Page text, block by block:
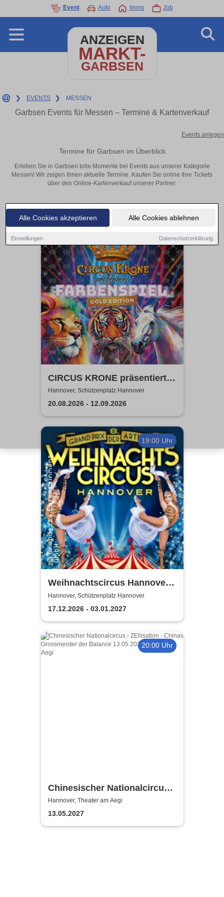
Alle Cookies akzeptieren Alle Cookies ablehnen
Einstellungen Datenschutzerklärung
Event Auto Immo Job
ANZEIGEN
MARKT-
GARBSEN
❯ EVENTS ❯ MESSEN
Garbsen Events für Messen – Termine & Kartenverkauf
Events anlegen
Termine für Garbsen im Überblick
Erleben Sie in Garbsen tolle Momente bei Events aus unserer Kategorie
Messen! Wir zeigen Ihnen aktuelle Termine. Kaufen Sie online Ihre Tickets
über den Online-Kartenverkauf unserer Partner.
14:30 Uhr
CIRCUS KRONE präsentiert
FARBENSPIEL - Gold Edition
| Hannover
Hannover, Schützenplatz Hannover
20.08.2026 - 12.09.2026
19:00 Uhr
Weihnachtscircus Hannover -
8. Grand Prix der Artisten
Hannover, Schützenplatz Hannover
17.12.2026 - 03.01.2027
20:00 Uhr
Chinesischer Nationalcircus -
ZENsation - Chinas
Grossmeister der Balance
Hannover, Theater am Aegi
13.05.2027